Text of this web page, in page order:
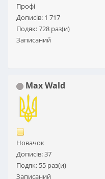
Профі
Дописів: 1 717
Подяк: 728 раз(и)
Записаний
Max Wald
Новачок
Дописів: 37
Подяк: 55 раз(и)
Записаний